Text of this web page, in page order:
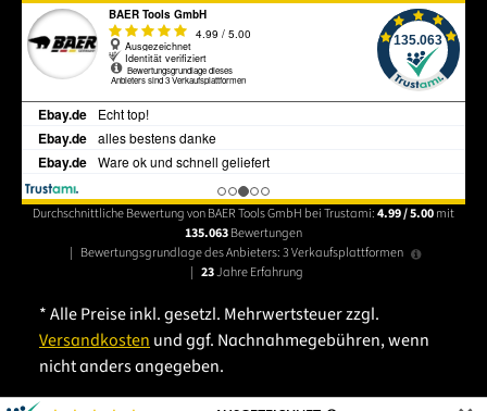
Durchschnittliche Bewertung von BAER Tools GmbH bei Trustami:4.99 / 5.00mit
135.063Bewertungen
| Bewertungsgrundlage des Anbieters: 3 Verkaufsplattformen
| 23Jahre Erfahrung
* Alle Preise inkl. gesetzl. Mehrwertsteuer zzgl.
Versandkosten und ggf. Nachnahmegebühren, wenn
nicht anders angegeben.